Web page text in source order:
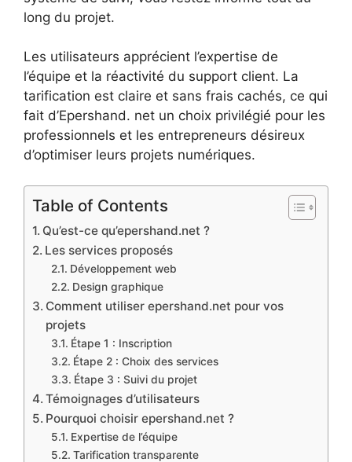
long du projet.
Les utilisateurs apprécient l’expertise de
l’équipe et la réactivité du support client. La
tarification est claire et sans frais cachés, ce qui
fait d’Epershand. net un choix privilégié pour les
professionnels et les entrepreneurs désireux
d’optimiser leurs projets numériques.
Table of Contents
Qu’est-ce qu’epershand.net ?
Les services proposés
Développement web
Design graphique
Comment utiliser epershand.net pour vos
projets
Étape 1 : Inscription
Étape 2 : Choix des services
Étape 3 : Suivi du projet
Témoignages d’utilisateurs
Pourquoi choisir epershand.net ?
Expertise de l’équipe
Tarification transparente